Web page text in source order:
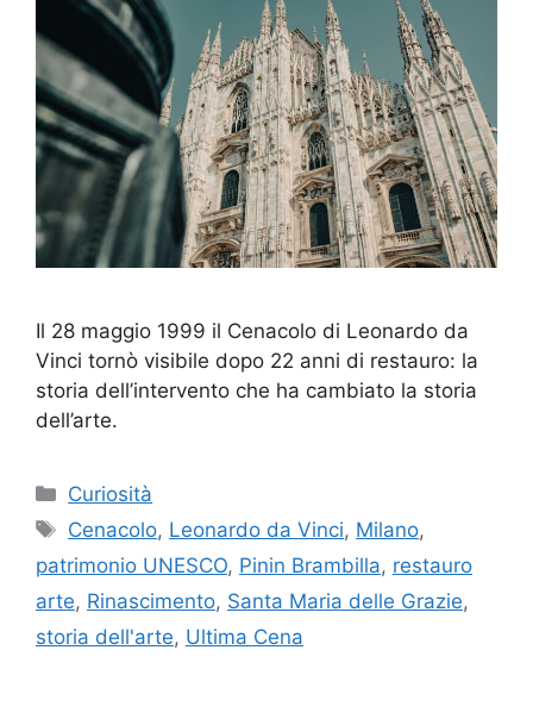
Il 28 maggio 1999 il Cenacolo di Leonardo da
Vinci tornò visibile dopo 22 anni di restauro: la
storia dell’intervento che ha cambiato la storia
dell’arte.
Categorie
Curiosità
Tag
Cenacolo, Leonardo da Vinci, Milano,
patrimonio UNESCO, Pinin Brambilla, restauro
arte, Rinascimento, Santa Maria delle Grazie,
storia dell'arte, Ultima Cena